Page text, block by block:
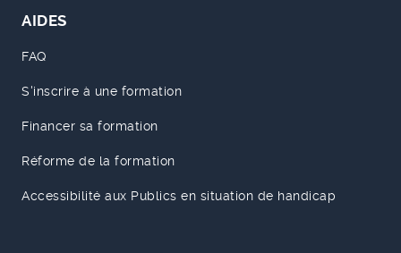
AIDES
FAQ
S'inscrire à une formation
Financer sa formation
Réforme de la formation
Accessibilité aux Publics en situation de handicap